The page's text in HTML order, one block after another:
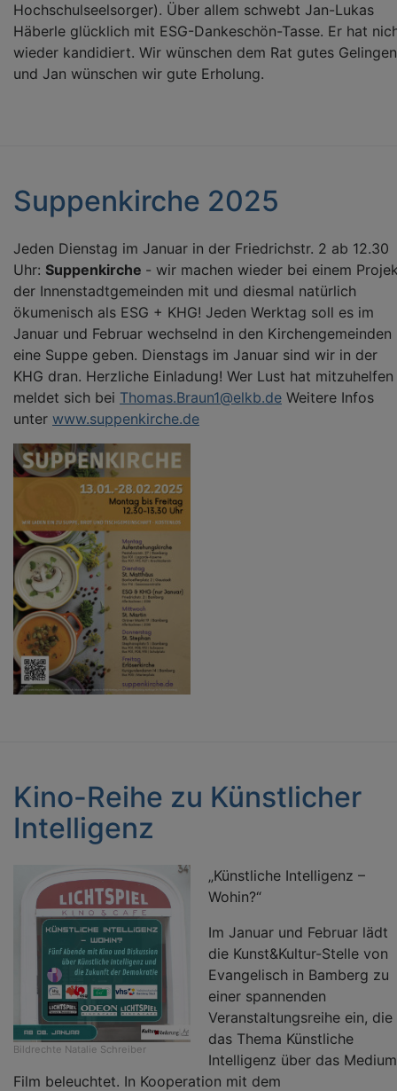
Hochschulseelsorger). Über allem schwebt Jan-Lukas
Häberle glücklich mit ESG-Dankeschön-Tasse. Er hat
wieder kandidiert. Wir wünschen dem Rat gutes Gelingen
und Jan wünschen wir gute Erholung.
Suppenkirche 2025
Jeden Dienstag im Januar in der Friedrichstr. 2 ab 12.30
Uhr: Suppenkirche - wir machen wieder bei einem
der Innenstadtgemeinden mit und diesmal natürlich
ökumenisch als ESG + KHG! Jeden Werktag soll es im
Januar und Februar wechselnd in den Kirchengemeinden
eine Suppe geben. Dienstags im Januar sind wir in der
KHG dran. Herzliche Einladung! Wer Lust hat mitzuhelfen
meldet sich bei Thomas.Braun1@elkb.de Weitere Infos
unter www.suppenkirche.de
Kino-Reihe zu Künstlicher
Intelligenz
Bildrechte Natalie Schreiber
„Künstliche Intelligenz –
Wohin?“
Im Januar und Februar lädt
die Kunst&Kultur-Stelle von
Evangelisch in Bamberg zu
einer spannenden
Veranstaltungsreihe ein, die
das Thema Künstliche
Intelligenz über das Medium
Film beleuchtet. In Kooperation mit dem